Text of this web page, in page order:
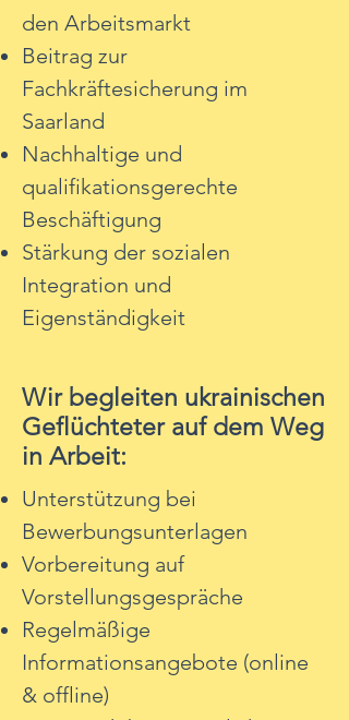
den Arbeitsmarkt
Beitrag zur
Fachkräftesicherung im
Saarland
Nachhaltige und
qualifikationsgerechte
Beschäftigung
Stärkung der sozialen
Integration und
Eigenständigkeit
Wir begleiten ukrainischen
Geflüchteter auf dem Weg
in Arbeit:
Unterstützung bei
Bewerbungsunterlagen
Vorbereitung auf
Vorstellungsgespräche
Regelmäßige
Informationsangebote (online
& offline)